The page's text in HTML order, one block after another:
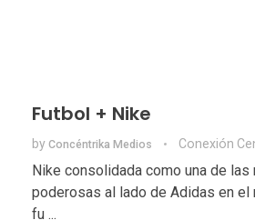
Futbol + Nike
by Concéntrika Medios Conexión
Nike consolidada como una de las
poderosas al lado de Adidas en el
fu ...